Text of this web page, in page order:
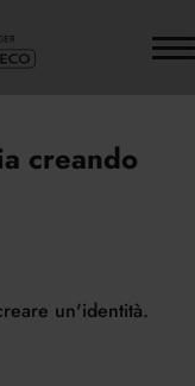
creando
un'identità.